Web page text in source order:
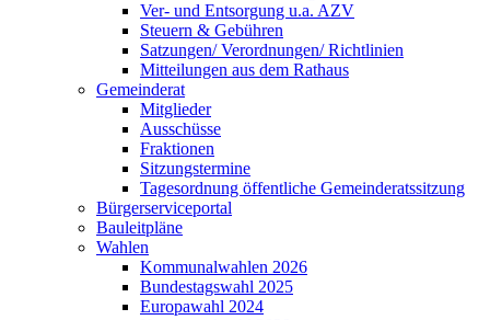
Ver- und Entsorgung u.a. AZV
Steuern & Gebühren
Satzungen/ Verordnungen/ Richtlinien
Mitteilungen aus dem Rathaus
Gemeinderat
Mitglieder
Ausschüsse
Fraktionen
Sitzungstermine
Tagesordnung öffentliche Gemeinderatssitzung
Bürgerserviceportal
Bauleitpläne
Wahlen
Kommunalwahlen 2026
Bundestagswahl 2025
Europawahl 2024